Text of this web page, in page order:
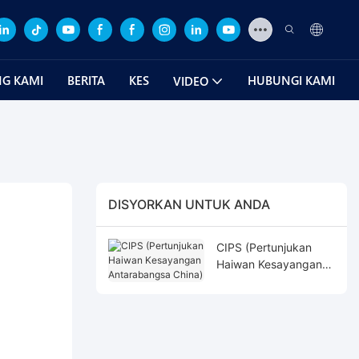
KAMI BERITA KES VIDEO HUBUNGI KAMI
DISYORKAN UNTUK ANDA
CIPS (Pertunjukan
Haiwan Kesayangan